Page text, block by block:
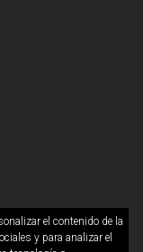
el contenido de la
y para analizar el